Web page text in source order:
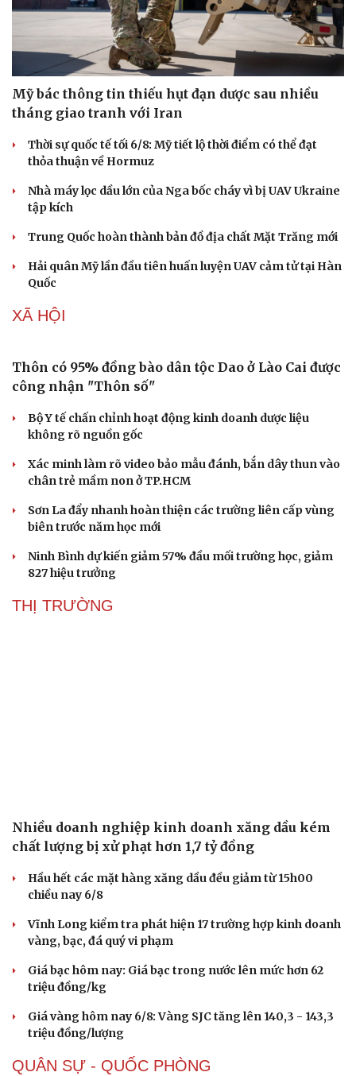
Dinh dưỡng - món ngon
Mỹ bác thông tin thiếu hụt đạn dược sau nhiều
tháng giao tranh với Iran
Thời sự quốc tế tối 6/8: Mỹ tiết lộ thời điểm có thể đạt
thỏa thuận về Hormuz
Nhà máy lọc dầu lớn của Nga bốc cháy vì bị UAV Ukraine
tập kích
Trung Quốc hoàn thành bản đồ địa chất Mặt Trăng mới
Hải quân Mỹ lần đầu tiên huấn luyện UAV cảm tử tại Hàn
Quốc
XÃ HỘI
Thôn có 95% đồng bào dân tộc Dao ở Lào Cai được
công nhận "Thôn số"
Bộ Y tế chấn chỉnh hoạt động kinh doanh dược liệu
không rõ nguồn gốc
Xác minh làm rõ video bảo mẫu đánh, bắn dây thun vào
chân trẻ mầm non ở TP.HCM
Sơn La đẩy nhanh hoàn thiện các trường liên cấp vùng
biên trước năm học mới
Ninh Bình dự kiến giảm 57% đầu mối trường học, giảm
827 hiệu trưởng
THỊ TRƯỜNG
Nhiều doanh nghiệp kinh doanh xăng dầu kém
chất lượng bị xử phạt hơn 1,7 tỷ đồng
Hầu hết các mặt hàng xăng dầu đều giảm từ 15h00
chiều nay 6/8
Vĩnh Long kiểm tra phát hiện 17 trường hợp kinh doanh
vàng, bạc, đá quý vi phạm
Giá bạc hôm nay: Giá bạc trong nước lên mức hơn 62
triệu đồng/kg
Giá vàng hôm nay 6/8: Vàng SJC tăng lên 140,3 - 143,3
triệu đồng/lượng
QUÂN SỰ - QUỐC PHÒNG